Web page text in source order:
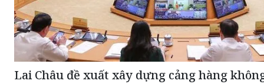
Lai Châu đề xuất xây dựng cảng hàng